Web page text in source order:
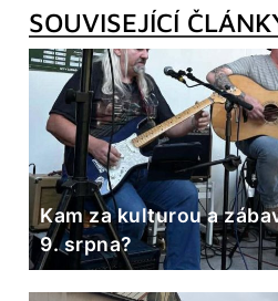
SOUVISEJÍCÍ
Kam za kulturou a
9. srpna?